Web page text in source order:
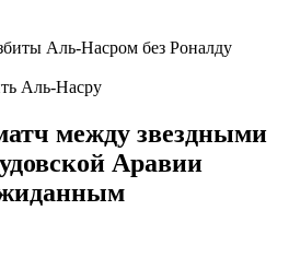
Аль-Насру
между звездными
Аравии